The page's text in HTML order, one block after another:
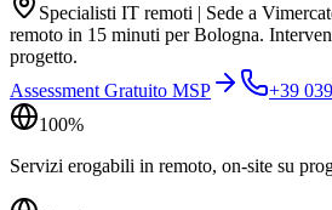
Specialisti IT remoti | Sede a
remoto in 15 minuti per Bologna.
progetto.
Assessment Gratuito MSP
+39
100%
Servizi erogabili in remoto, on-site su